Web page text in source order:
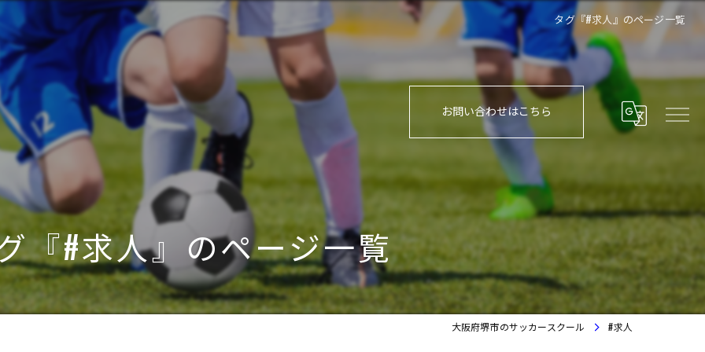
タグ『#求人』のページ一覧
お問い合わせはこちら
『#求人』のページ一覧
大阪府堺市のサッカースクール #求人